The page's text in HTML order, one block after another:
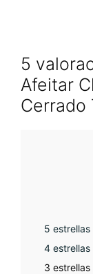
5
Afeitar
Cerrado
5 estrellas
4 estrellas
3 estrellas